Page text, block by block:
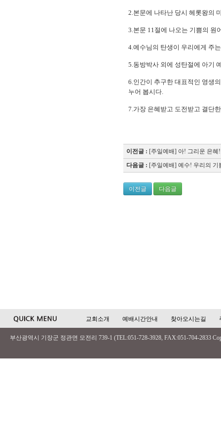
2.본문에 나타난 당시 헤롯왕의
3.본문 11절에 나오는 기쁨의 원
4.예수님의 탄생이 우리에게 주
5.동방박사 외에 성탄절에 아기
6.인간이 추구한 대표적인 영생
누어 봅시다.
7.가장 은혜받고 도전받고 결단
이전글 : [주일예배] 아! 그리운 은혜
다음글 : [주일예배] 예수! 우리의 기
이전글 다음글
교회소개 예배시간안내 찾아오시는길
부산광역시 기장군 정관면 모전리 739-1 (TEL:051-728-3928, FAX:051-704-2833